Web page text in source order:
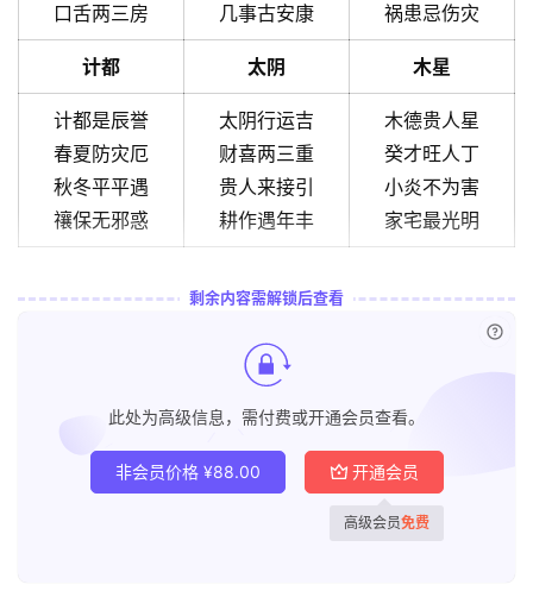
口舌两三房
几事古安康
祸患忌伤灾
计都 太阴 木星
计都是辰誉
春夏防灾厄
秋冬平平遇
禳保无邪惑
太阴行运吉
财喜两三重
贵人来接引
耕作遇年丰
木德贵人星
癸才旺人丁
小炎不为害
家宅最光明
剩余内容需解锁后查看
此处为高级信息，需付费或开通会员查看。
非会员价格 ¥88.00 开通会员
高级会员免费